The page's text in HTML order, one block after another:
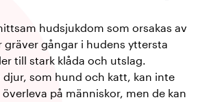
hudsjukdom som orsakas av
gräver gångar i hudens yttersta
till stark klåda och utslag.
djur, som hund och katt, kan inte
på människor, men de kan